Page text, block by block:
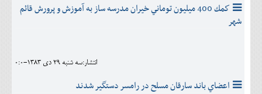
كمك 400 ميليون توماني خيران مدرسه ساز به آموزش و پرورش قائم
شهر
انتشار:سه شنبه 29 دی 1383-0:0
اعضاي باند سارقان مسلح در رامسر دستگير شدند